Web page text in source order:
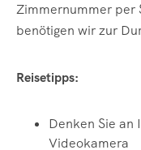
Zimmernummer per
benötigen wir zur
Reisetipps:
Denken Sie an
Videokamera